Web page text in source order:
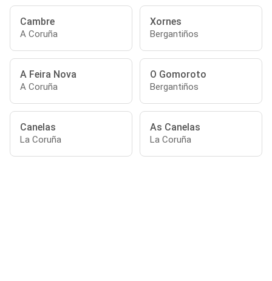
Cambre
A Coruña
Xornes
Bergantiños
A Feira Nova
A Coruña
O Gomoroto
Bergantiños
Canelas
La Coruña
As Canelas
La Coruña